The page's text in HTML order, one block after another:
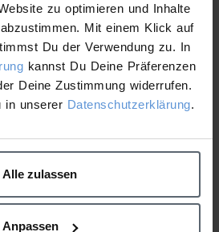
zu optimieren und Inhalte
Mit einem Klick auf
Du der Verwendung zu. In
kannst Du Deine Präferenzen
Deine Zustimmung widerrufen.
in unserer Datenschutzerklärung.
Alle zulassen
Anpassen
Serum Klinische Studie.pdf
Download